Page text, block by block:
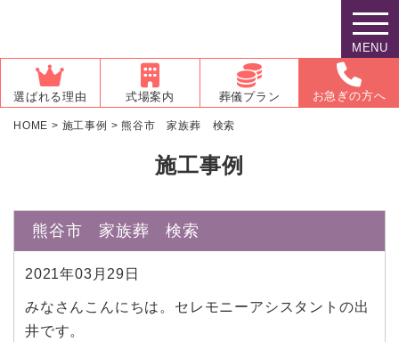
MENU
選ばれる理由 式場案内 葬儀プラン お急ぎの方へ
HOME > 施工事例 >熊谷市 家族葬 検索
施工事例
熊谷市 家族葬 検索
2021年03月29日
みなさんこんにちは。セレモニーアシスタントの出
井です。